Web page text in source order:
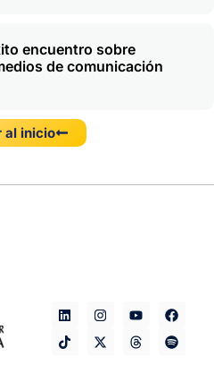
encuentro sobre
de comunicación
al inicio